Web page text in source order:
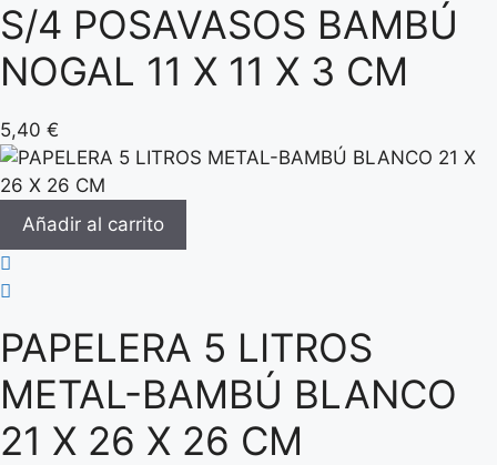
S/4 POSAVASOS BAMBÚ
NOGAL 11 X 11 X 3 CM
5,40 €
Añadir al carrito
PAPELERA 5 LITROS
METAL-BAMBÚ BLANCO
21 X 26 X 26 CM